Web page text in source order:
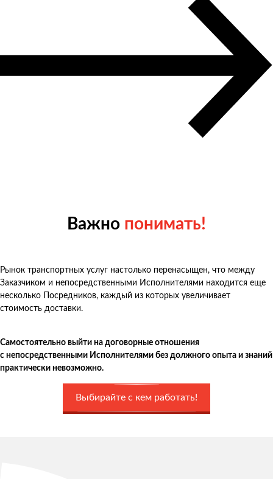
Важно понимать!
Рынок транспортных услуг настолько перенасыщен, что между
Заказчиком и непосредственными Исполнителями находится еще
несколько Посредников, каждый из которых увеличивает
стоимость доставки.
Самостоятельно выйти на договорные отношения
с непосредственными Исполнителями без должного опыта и знаний
практически невозможно.
Выбирайте с кем работать!